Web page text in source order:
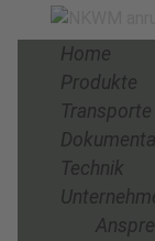
Home
Produkte
Transporte
Technik